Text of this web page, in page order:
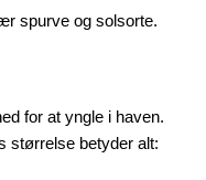
spurve og solsorte.
for at yngle i haven.
størrelse betyder alt: